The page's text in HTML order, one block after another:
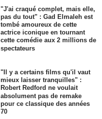
"J'ai craqué complet, mais elle,
pas du tout" : Gad Elmaleh est
tombé amoureux de cette
actrice iconique en tournant
cette comédie aux 2 millions de
spectateurs
"Il y a certains films qu'il vaut
mieux laisser tranquilles" :
Robert Redford ne voulait
absolument pas de remake
pour ce classique des années
70